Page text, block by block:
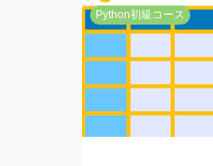
Python初級コース